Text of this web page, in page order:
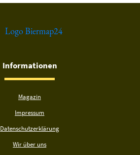
Informationen
Magazin
Impressum
Datenschutzerklärung
Wir über uns